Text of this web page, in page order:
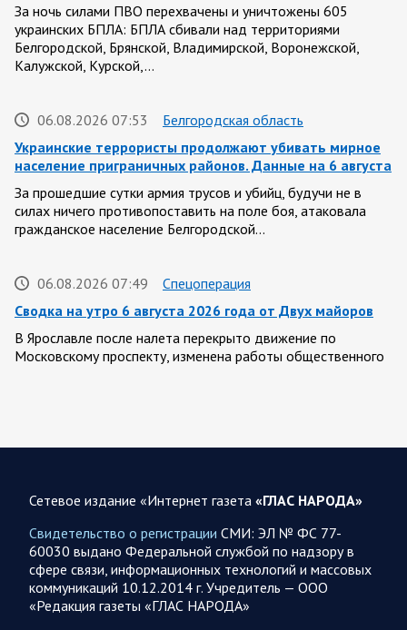
За ночь силами ПВО перехвачены и уничтожены 605
украинских БПЛА: БПЛА сбивали над территориями
Белгородской, Брянской, Владимирской, Воронежской,
Калужской, Курской,…
06.08.2026 07:53
Белгородская область
Украинские террористы продолжают убивать мирное
население приграничных районов. Данные на 6 августа
За прошедшие сутки армия трусов и убийц, будучи не в
силах ничего противопоставить на поле боя, атаковала
гражданское население Белгородской…
06.08.2026 07:49
Спецоперация
Сводка на утро 6 августа 2026 года от Двух майоров
В Ярославле после налета перекрыто движение по
Московскому проспекту, изменена работы общественного
5 августа группировка войск «Север» продолжила создание
Черниговской области в районе…
05 АВГУСТА
Сетевое издание «Интернет газета «ГЛАС НАРОДА»
Свидетельство о регистрации СМИ: ЭЛ № ФС 77-
60030 выдано Федеральной службой по надзору в
сфере связи, информационных технологий и массовых
коммуникаций 10.12.2014 г. Учредитель — ООО
«Редакция газеты «ГЛАС НАРОДА»